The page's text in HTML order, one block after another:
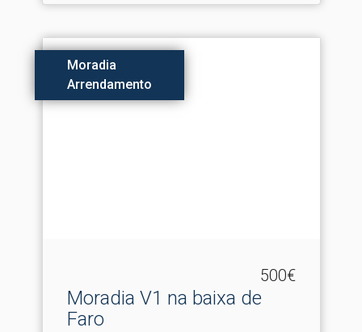
Moradia
Arrendamento
500€
Moradia V1 na baixa de
Faro